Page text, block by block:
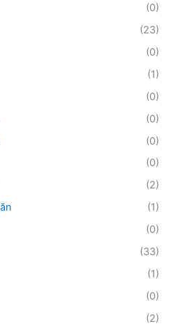
(0)
(23)
(0)
(1)
(0)
(0)
(0)
(0)
(2)
(1)
(0)
(33)
(1)
(0)
(2)